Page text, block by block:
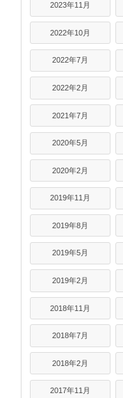
2023年11月
2022年10月
2022年7月
2022年2月
2021年7月
2020年5月
2020年2月
2019年11月
2019年8月
2019年5月
2019年2月
2018年11月
2018年7月
2018年2月
2017年11月